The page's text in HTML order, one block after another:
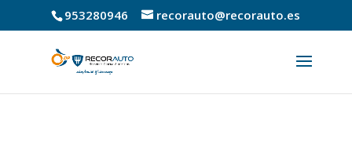
953280946 recorauto@recorauto.es